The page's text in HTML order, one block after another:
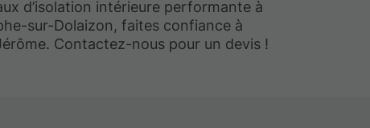
d’isolation intérieure performante à
sur-Dolaizon, faites confiance à
Contactez-nous pour un devis !